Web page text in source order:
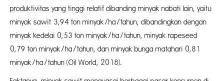
produktivitas yang tinggi relatif dibanding minyak nabati lain, yaitu
minyak sawit 3,94 ton minyak/ha/tahun, dibandingkan dengan
minyak kedelai 0,53 ton minyak/ha/tahun, minyak rapeseed
0,79 ton minyak/ha/tahun, dan minyak bunga matahari 0,81
minyak/ha/tahun (Oil World, 2018).